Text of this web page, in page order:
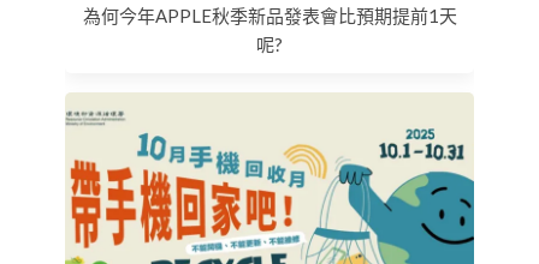
為何今年APPLE秋季新品發表會比預期提前1天
呢?